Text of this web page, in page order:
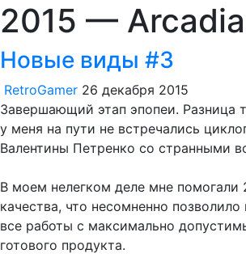
2015 — Arcadia
Новые виды #3
RetroGamer 26 декабря 2015
Завершающий этап эпопеи. Разница
у меня на пути не встречались
Валентины Петренко со странными
В моем нелегком деле мне помогали
качества, что несомненно
все работы с максимально
готового продукта.